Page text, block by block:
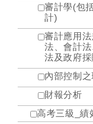
審計學(包
計)
審計應用
法、會計
法及政府
內部控制
財報分析
高考三級_績